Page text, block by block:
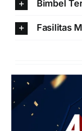
Bimbel
Fasilitas